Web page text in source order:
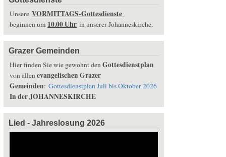
Unsere VORMITTAGS-Gottesdienste
beginnen um 10.00 Uhr in unserer Johanneskirche.
Grazer Gemeinden
Hier finden Sie wie gewohnt denGottesdienstplan
von allenevangelischen Grazer
Gemeinden: Gottesdienstplan Juli bis Oktober 2026
In der JOHANNESKIRCHE
Lied - Jahreslosung 2026